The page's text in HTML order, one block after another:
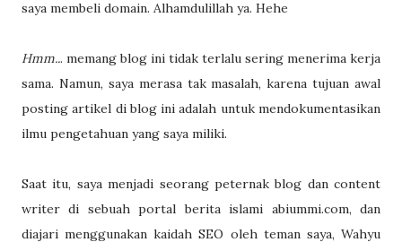
saya membeli domain. Alhamdulillah ya. Hehe
Hmm... memang blog ini tidak terlalu sering menerima kerja
sama. Namun, saya merasa tak masalah, karena tujuan awal
posting artikel di blog ini adalah untuk mendokumentasikan
ilmu pengetahuan yang saya miliki.
Saat itu, saya menjadi seorang peternak blog dan content
writer di sebuah portal berita islami abiummi.com, dan
diajari menggunakan kaidah SEO oleh teman saya, Wahyu